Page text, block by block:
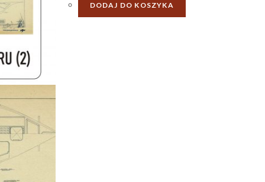
DODAJ DO KOSZYKA